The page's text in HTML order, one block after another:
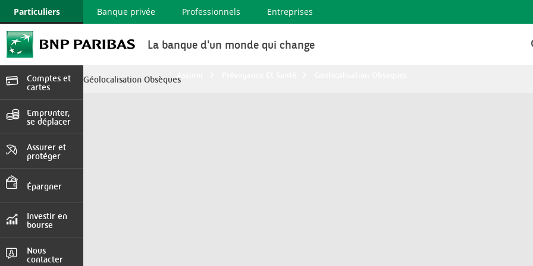
Particuliers Banque privée Professionnels Entreprises
La banque d'un monde qui change
Comptes et
cartes
et servicesEmprunter,
se déplacer
consommation , auto
Assurer et
protéger
PrévoyanceÉpargner
assurance vieInvestir en
bourse
Comptes, Tarifs
Nous
contacter
Géolocalisation Obsèques